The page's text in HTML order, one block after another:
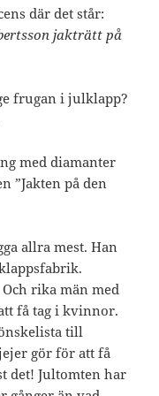
där det står:
jakträtt på
frugan i julklapp?
med diamanter
”Jakten på den
allra mest. Han
rika män med
få tag i kvinnor.
till
gör för att få
det! Jultomten har